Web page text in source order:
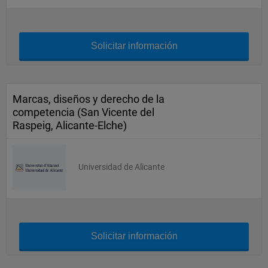
Solicitar información
Marcas, diseños y derecho de la
competencia (San Vicente del
Raspeig, Alicante-Elche)
Universidad de Alicante
Solicitar información